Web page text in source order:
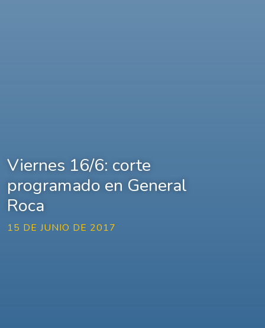
Viernes 16/6: corte
programado en General
Roca
15 DE JUNIO DE 2017